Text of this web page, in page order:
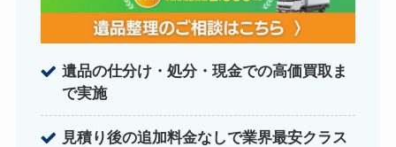
遺品の仕分け・処分・現金での高価買取ま
で実施
見積り後の追加料金なしで業界最安クラス